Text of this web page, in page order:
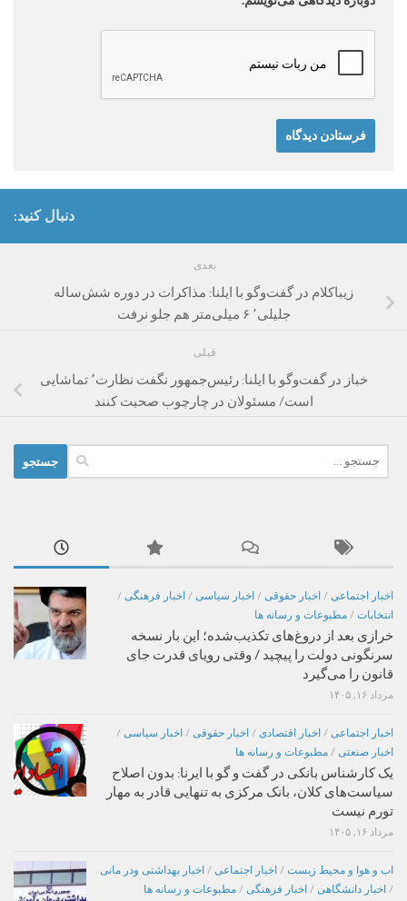
دنبال کنید:
بعدی
زیباکلام در گفت‌‌وگو با ایلنا: مذاکرات در دوره شش‌ساله
جلیلی٬ ۶ میلی‌متر هم جلو نرفت
قبلی
خباز در گفت‌وگو با ایلنا: رئیس‌جمهور نگفت نظارت٬ تماشایی
است/ مسئولان در چارچوب صحبت کنند
برای:
اخبار اجتماعی / اخبار حقوقی / اخبار سیاسی / اخبار فرهنگی /
انتخابات / مطبوعات و رسانه ها
خرازی بعد از دروغ‌های تکذیب‌شده؛ این بار نسخه
سرنگونی دولت را پیچید / وقتی رویای قدرت جای
قانون را می‌گیرد
مرداد ۱۶, ۱۴۰۵
اخبار اجتماعی / اخبار اقتصادی / اخبار حقوقی / اخبار سیاسی /
اخبار صنعتی / مطبوعات و رسانه ها
یک کارشناس بانکی در گفت و گو با ایرنا: بدون اصلاح
سیاست‌های کلان، بانک مرکزی به تنهایی قادر به مهار
تورم نیست
مرداد ۱۶, ۱۴۰۵
اب و هوا و محیط زیست / اخبار اجتماعی / اخبار بهداشتی ودر مانی
/ اخبار دانشگاهی / اخبار فرهنگی / مطبوعات و رسانه ها